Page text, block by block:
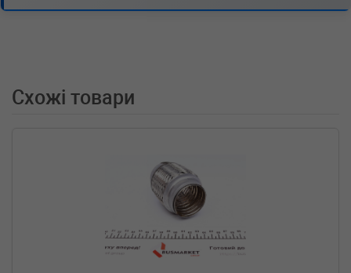
Схожі товари